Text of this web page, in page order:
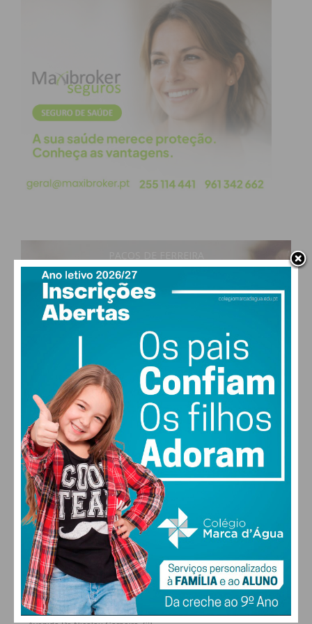
atualizada.
Eu li e concordo com os
termos e
condições
18°
clear sky
77% humidade
29°
SEX
30
SÁB
27°
DOM
29°
SEG
ALTERAR
FARMACIAS DE SERVIÇO EM PAÇOS DE
FERREIRA